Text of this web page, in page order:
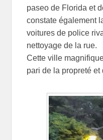
paseo de Florida et
constate également
voitures de police
nettoyage de la rue.
Cette ville
pari de la propreté et